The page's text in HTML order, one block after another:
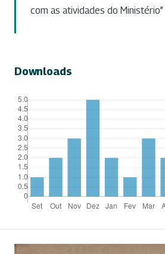
com as atividades do Ministério”
Downloads